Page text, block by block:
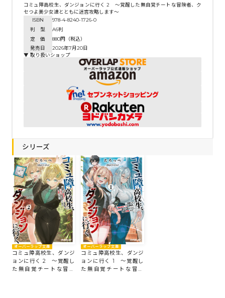
コミュ障高校生、ダンジョンに行く 2 ～覚醒した無自覚チートな冒険者、ク
セつよ美少女達とともに迷宮攻略します～
ISBN
978-4-8240-1726-0
判 型
A6判
定 価
880円（税込）
発売日
2026年7月20日
▼ 取り扱いショップ
シリーズ
オーバーラップ文庫
コミュ障高校生、ダンジ
ョンに行く 2 ～覚醒し
た無自覚チートな冒険
オーバーラップ文庫
コミュ障高校生、ダンジ
ョンに行く 1 ～覚醒し
た無自覚チートな冒険